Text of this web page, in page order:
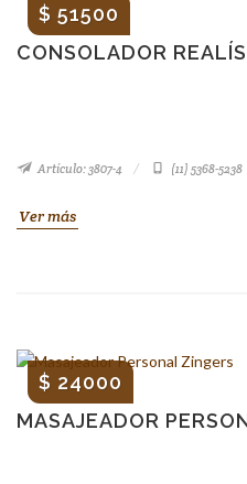
CONSOLADOR
$ 51500
Artículo: 3807-4 (11) 5368-5238
Ver más
MASAJEADOR
$ 24000